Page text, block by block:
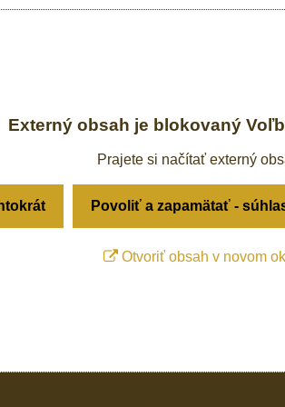
Externý obsah je blokovaný
Prajete si načítať externý
Povoliť a zapamätať -
Otvoriť obsah v novom